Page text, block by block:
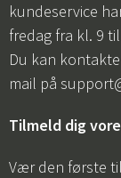
kundeservice
fredag fra kl. 9
Du kan
mail på
Tilmeld dig
Vær den første